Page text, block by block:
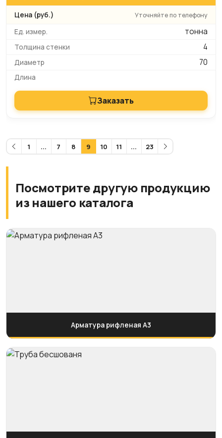
Уточняйте по телефону
тонна
4
70
Заказать
1 ... 7 8 9 10 11 ... 23
Посмотрите другую продукцию
из нашего каталога
Арматура рифленая А3